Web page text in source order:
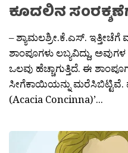
ಕೂದಲಿನ
– ಶ್ಯಾಮಲಶ್ರೀ.ಕೆ.ಎಸ್.
ಶಾಂಪೂಗಳು ಲಬ್ಯವಿದ್ದು,
ಒಲವು ಹೆಚ್ಚಾಗುತ್ತಿದೆ. ಈ
ಸೀಗೆಕಾಯಿಯನ್ನು ಮರೆಸಿಬಿಟ್ಟಿವೆ.
(Acacia Concinna)’...